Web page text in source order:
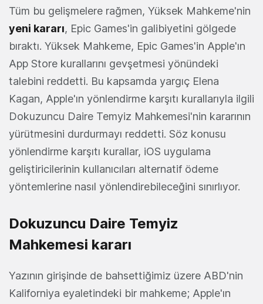
Tüm bu gelişmelere rağmen, Yüksek Mahkeme'nin
yeni kararı, Epic Games'in galibiyetini gölgede
bıraktı. Yüksek Mahkeme, Epic Games'in Apple'ın
App Store kurallarını gevşetmesi yönündeki
talebini reddetti. Bu kapsamda yargıç Elena
Kagan, Apple'ın yönlendirme karşıtı kurallarıyla ilgili
Dokuzuncu Daire Temyiz Mahkemesi'nin kararının
yürütmesini durdurmayı reddetti. Söz konusu
yönlendirme karşıtı kurallar, iOS uygulama
geliştiricilerinin kullanıcıları alternatif ödeme
yöntemlerine nasıl yönlendirebileceğini sınırlıyor.
Dokuzuncu Daire Temyiz
Mahkemesi kararı
Yazının girişinde de bahsettiğimiz üzere ABD'nin
Kaliforniya eyaletindeki bir mahkeme; Apple'ın